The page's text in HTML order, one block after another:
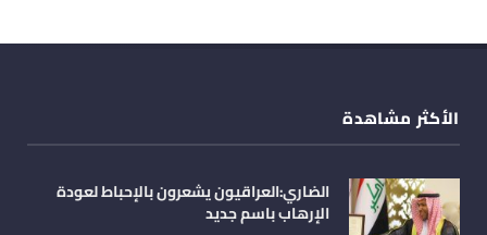
الأكثر مشاهدة
الضاري:العراقيون يشعرون بالإحباط لعودة
الإرهاب باسم جديد